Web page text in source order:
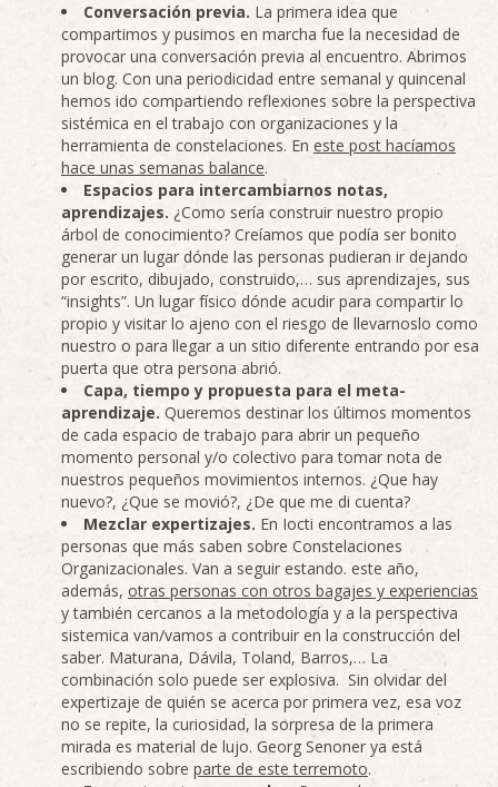
Conversación previa. La primera idea que
compartimos y pusimos en marcha fue la necesidad de
provocar una conversación previa al encuentro. Abrimos
un blog. Con una periodicidad entre semanal y quincenal
hemos ido compartiendo reflexiones sobre la perspectiva
sistémica en el trabajo con organizaciones y la
herramienta de constelaciones. En este post hacíamos
hace unas semanas balance.
Espacios para intercambiarnos notas,
aprendizajes. ¿Como sería construir nuestro propio
árbol de conocimiento? Creíamos que podía ser bonito
generar un lugar dónde las personas pudieran ir dejando
por escrito, dibujado, construido,… sus aprendizajes, sus
“insights”. Un lugar físico dónde acudir para compartir lo
propio y visitar lo ajeno con el riesgo de llevarnoslo como
nuestro o para llegar a un sitio diferente entrando por esa
puerta que otra persona abrió.
Capa, tiempo y propuesta para el meta-
aprendizaje. Queremos destinar los últimos momentos
de cada espacio de trabajo para abrir un pequeño
momento personal y/o colectivo para tomar nota de
nuestros pequeños movimientos internos. ¿Que hay
nuevo?, ¿Que se movió?, ¿De que me di cuenta?
Mezclar expertizajes. En Iocti encontramos a las
personas que más saben sobre Constelaciones
Organizacionales. Van a seguir estando. este año,
además, otras personas con otros bagajes y experiencias
y también cercanos a la metodología y a la perspectiva
sistemica van/vamos a contribuir en la construcción del
saber. Maturana, Dávila, Toland, Barros,… La
combinación solo puede ser explosiva. Sin olvidar del
expertizaje de quién se acerca por primera vez, esa voz
no se repite, la curiosidad, la sorpresa de la primera
mirada es material de lujo. Georg Senoner ya está
escribiendo sobre parte de este terremoto.